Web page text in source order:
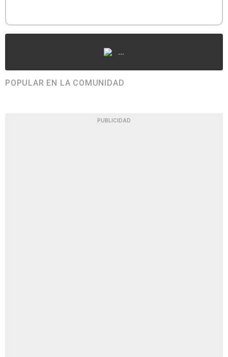
...
POPULAR EN LA COMUNIDAD
PUBLICIDAD